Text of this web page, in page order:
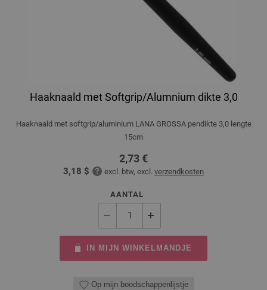
Haaknaald met Softgrip/Alumnium dikte 3,0
Haaknaald met softgrip/aluminium LANA GROSSA pendikte 3,0 lengte
15cm
2,73 €
3,18 $ excl. btw, excl. verzendkosten
AANTAL
IN MIJN WINKELMANDJE
Op mijn boodschappenlijstje